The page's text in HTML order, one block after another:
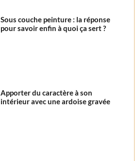
Sous couche peinture : la réponse
pour savoir enfin à quoi ça sert ?
Apporter du caractère à son
intérieur avec une ardoise gravée